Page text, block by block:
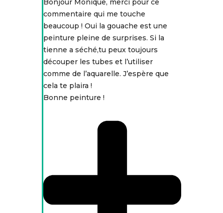
Bonjour Monique, merci pour ce
commentaire qui me touche
beaucoup ! Oui la gouache est une
peinture pleine de surprises. Si la
tienne a séché,tu peux toujours
découper les tubes et l’utiliser
comme de l’aquarelle. J’espère que
cela te plaira !
Bonne peinture !